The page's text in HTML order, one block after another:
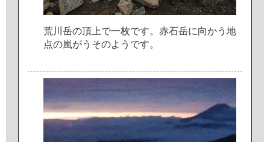
荒川 岳の頂 上で一枚です。 赤石岳に向かう 地
点の嵐がう そのよ う です。